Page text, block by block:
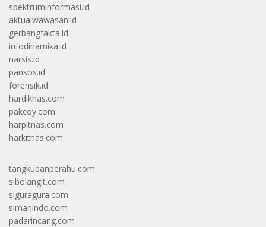
spektruminformasi.id
aktualwawasan.id
gerbangfakta.id
infodinamika.id
narsis.id
pansos.id
forensik.id
hardiknas.com
pakcoy.com
harpitnas.com
harkitnas.com
tangkubanperahu.com
sibolangit.com
siguragura.com
simanindo.com
padarincang.com